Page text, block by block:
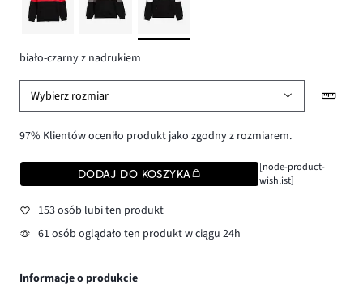
biało-czarny z nadrukiem
Wybierz rozmiar
97% Klientów oceniło produkt jako zgodny z rozmiarem.
DODAJ DO KOSZYKA
[node-product-
wishlist]
153 osób lubi ten produkt
61 osób oglądało ten produkt w ciągu 24h
Informacje o produkcie